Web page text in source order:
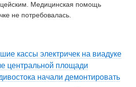
Медицинская помощь
не потребовалась.
кассы электричек на виадуке
центральной площади
начали демонтировать